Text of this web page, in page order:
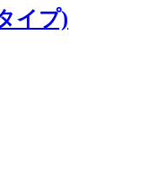
イプ)